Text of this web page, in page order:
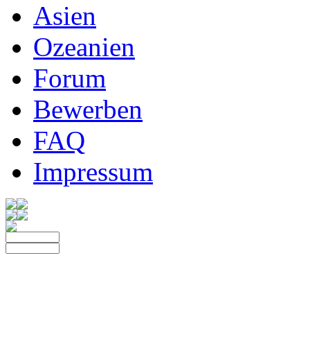
Asien
Ozeanien
Forum
Bewerben
FAQ
Impressum